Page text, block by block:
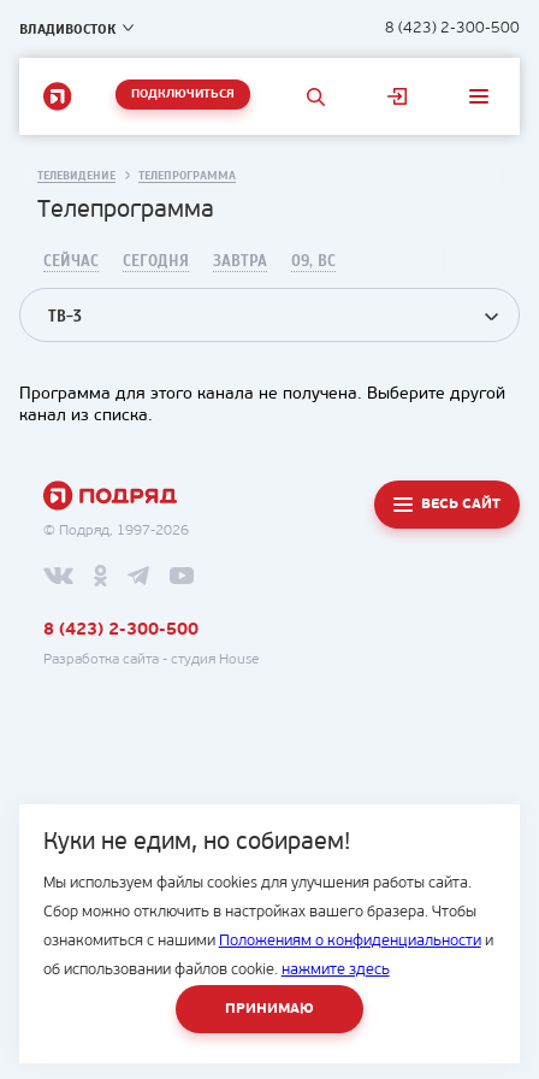
ВЛАДИВОСТОК 8 (423) 2-300-500
ПОДКЛЮЧИТЬСЯ
Куки не едим, но собираем!
Мы используем файлы cookies для улучшения работы сайта.
Сбор можно отключить в настройках вашего бразера. Чтобы
ознакомиться с нашими Положениям о конфиденциальностии
об использовании файлов cookie. нажмите здесь
ПРИНИМАЮ
ТЕЛЕВИДЕНИЕ ТЕЛЕПРОГРАММА
Телепрограмма
СЕЙЧАС СЕГОДНЯ ЗАВТРА 09, ВС
ТВ-3
Программа для этого канала не получена. Выберите другой
канал из списка.
© Подряд, 1997-2026
ВЕСЬ САЙТ
8 (423) 2-300-500
Разработка сайта - студия House